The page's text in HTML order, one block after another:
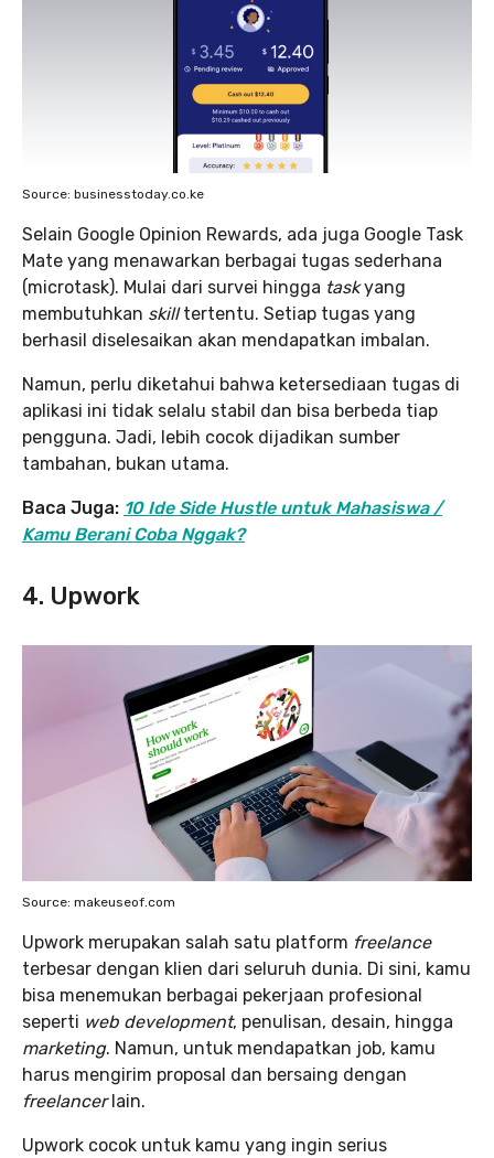
Source: businesstoday.co.ke
Selain Google Opinion Rewards, ada juga Google Task
Mate yang menawarkan berbagai tugas sederhana
(microtask). Mulai dari survei hingga taskyang
membutuhkan skilltertentu. Setiap tugas yang
berhasil diselesaikan akan mendapatkan imbalan.
Namun, perlu diketahui bahwa ketersediaan tugas di
aplikasi ini tidak selalu stabil dan bisa berbeda tiap
pengguna. Jadi, lebih cocok dijadikan sumber
tambahan, bukan utama.
Baca Juga: 10 Ide Side Hustle untuk Mahasiswa /
Kamu Berani Coba Nggak?
4. Upwork
Source: makeuseof.com
Upwork merupakan salah satu platform freelance
terbesar dengan klien dari seluruh dunia. Di sini, kamu
bisa menemukan berbagai pekerjaan profesional
seperti web development, penulisan, desain, hingga
marketing. Namun, untuk mendapatkan job, kamu
harus mengirim proposal dan bersaing dengan
freelancer lain.
Upwork cocok untuk kamu yang ingin serius